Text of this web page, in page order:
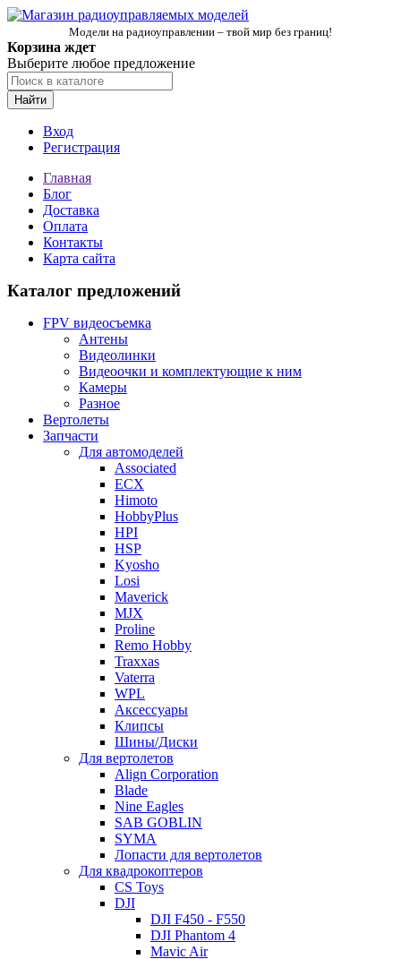
Модели на радиоуправлении – твой мир без границ!
Корзина ждет
Выберите любое предложение
Найти
Вход
Регистрация
Главная
Блог
Доставка
Оплата
Контакты
Карта сайта
Каталог предложений
FPV видеосъемка
Антены
Видеолинки
Видеоочки и комплектующие к ним
Камеры
Разное
Вертолеты
Запчасти
Для автомоделей
Associated
ECX
Himoto
HobbyPlus
HPI
HSP
Kyosho
Losi
Maverick
MJX
Proline
Remo Hobby
Traxxas
Vaterra
WPL
Аксессуары
Клипсы
Шины/Диски
Для вертолетов
Align Corporation
Blade
Nine Eagles
SAB GOBLIN
SYMA
Лопасти для вертолетов
Для квадрокоптеров
CS Toys
DJI
DJI F450 - F550
DJI Phantom 4
Mavic Air